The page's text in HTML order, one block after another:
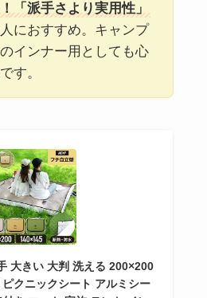
「派手さより実用性」
におすすめ。キャンプ
インナー用としても心
す。
大きい 大判 洗える 200×200
クニックシート アルミシー